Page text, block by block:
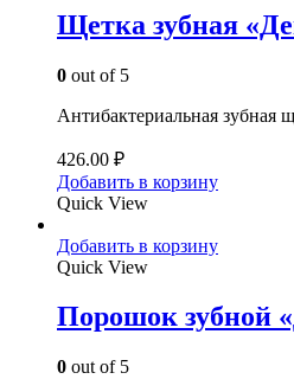
Щетка зубная
0 out of 5
Антибактериальная зубная
426.00 ₽
Добавить в корзину
Quick View
Добавить в корзину
Quick View
Порошок зубной
0 out of 5